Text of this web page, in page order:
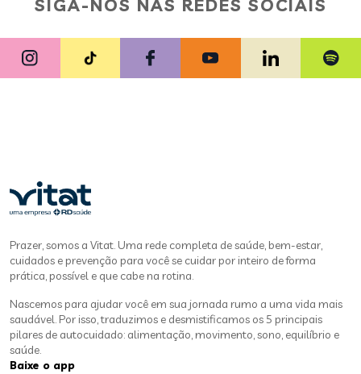
SIGA-NOS NAS REDES SOCIAIS
Prazer, somos a Vitat. Uma rede completa de saúde, bem-estar,
cuidados e prevenção para você se cuidar por inteiro de forma
prática, possível e que cabe na rotina.
Nascemos para ajudar você em sua jornada rumo a uma vida mais
saudável. Por isso, traduzimos e desmistificamos os 5 principais
pilares de autocuidado: alimentação, movimento, sono, equilíbrio e
saúde.
Baixe o app